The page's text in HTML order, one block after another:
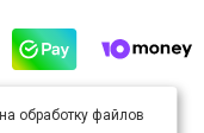
полицензии Creative
обработку файлов